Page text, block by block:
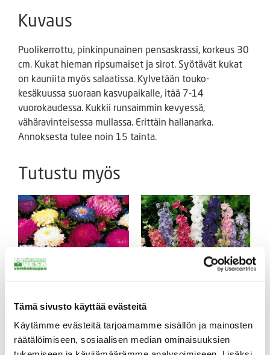
Tämä sivusto käyttää evästeitä
Käytämme evästeitä tarjoamamme sisällön ja mainosten
räätälöimiseen, sosiaalisen median ominaisuuksien
Kuvaus
Puolikerrottu, pinkinpunainen pensaskrassi, korkeus 30
cm. Kukat hieman ripsumaiset ja sirot. Syötävät kukat
on kauniita myös salaatissa. Kylvetään touko-
kesäkuussa suoraan kasvupaikalle, itää 7-14
vuorokaudessa. Kukkii runsaimmin kevyessä,
vähäravinteisessa mullassa. Erittäin hallanarka.
Annoksesta tulee noin 15 tainta.
Tutustu myös
Kiinanasteri Matador
3,80€ Sisältää arvonlisäveron
Tarhakukonkannus
sekoitus
3,00€ Sisältää arvonlisäveron